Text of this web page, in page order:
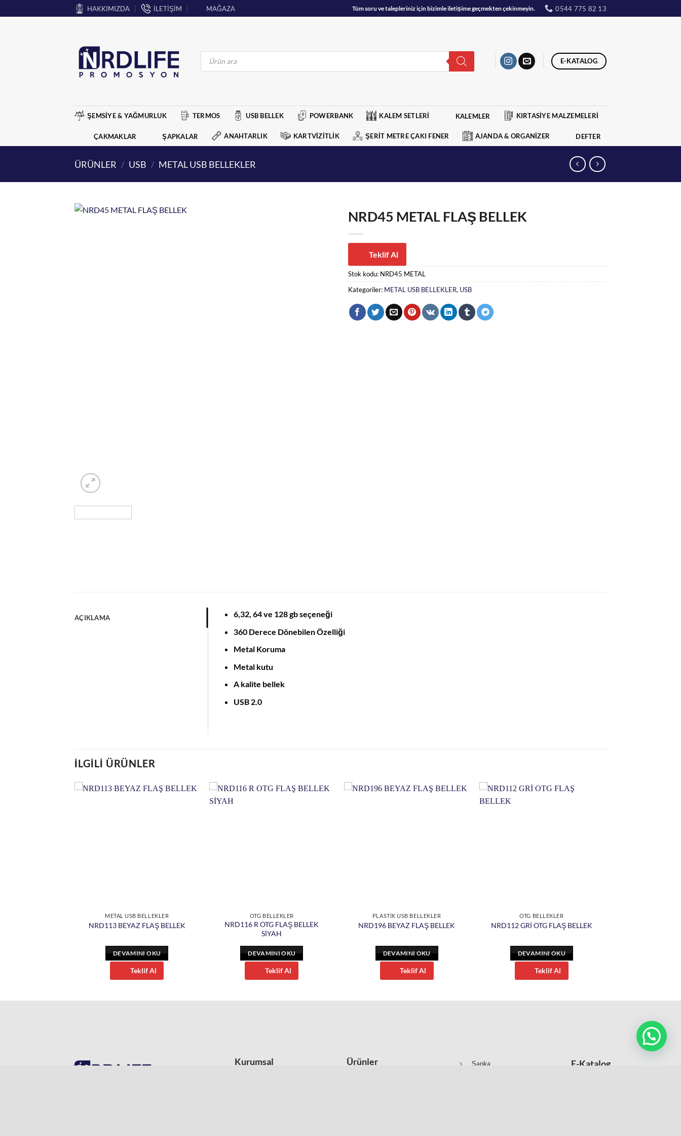
atla
HAKKIMIZDA İLETİŞİM MAĞAZA Tüm soru ve talepleriniz için bizimle iletişime geçmekten çekinmeyin. 0544 775 82 13
Products
search
E-KATALOG
ŞEMSİYE & YAĞMURLUK TERMOS USB BELLEK POWERBANK KALEM SETLERİ KALEMLER KIRTASİYE MALZEMELERİ
ÇAKMAKLAR ŞAPKALAR ANAHTARLIK KARTVİZİTLİK ŞERİT METRE ÇAKI FENER AJANDA & ORGANİZER DEFTER
ÜRÜNLER / USB / METAL USB BELLEKLER
NRD45 METAL FLAŞ BELLEK
Teklif Al
Stok kodu: NRD45 METAL
Kategoriler: METAL USB BELLEKLER, USB
AÇIKLAMA
6,32, 64 ve 128 gb seçeneği
360 Derece Dönebilen Özelliği
Metal Koruma
Metal kutu
A kalite bellek
USB 2.0
İLGILI ÜRÜNLER
METAL USB BELLEKLER
NRD113 BEYAZ FLAŞ BELLEK
DEVAMINI OKU
Teklif Al
OTG BELLEKLER
NRD116 R OTG FLAŞ BELLEK
SİYAH
DEVAMINI OKU
Teklif Al
PLASTİK USB BELLEKLER
NRD196 BEYAZ FLAŞ BELLEK
DEVAMINI OKU
Teklif Al
OTG BELLEKLER
NRD112 GRİ OTG FLAŞ BELLEK
DEVAMINI OKU
Teklif Al
Kurumsal Ürünler
Şapka
E-Katalog